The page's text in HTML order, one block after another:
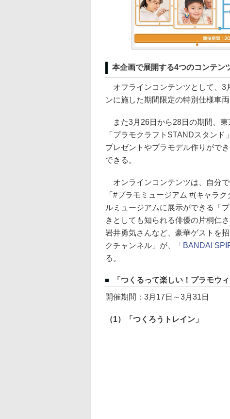
本企画で展開する4つのコンテン
オフラインコンテンツとして、3
ンに施した期間限定の特別仕様車
また3月26日から28日の期間、東
「プラモクラフトSTANDスタン
プレゼントやプラモデル作りがで
できる。
オンラインコンテンツは、自分
「#プラモミュージアム #(キャラ
ルミュージアムに展示ができる「
きとしても知られる俳優の片桐仁
岩井勇気さんなど、豪華ゲストを
クチャンネル」が、
「BANDAI
る。
「つくるって楽しい！プラモウィ
開催期間：3月17日～3月31日
（1）「つくろうトレイン」